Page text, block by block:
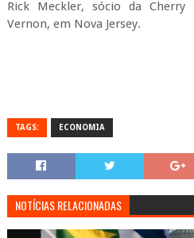
Rick Meckler, sócio da
Vernon, em Nova Jersey.
TAGS: ECONOMIA
NOTÍCIAS RELACIONADAS